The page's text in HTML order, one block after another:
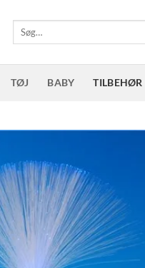
Søg
efter:
TØJ BABY TILBEHØR